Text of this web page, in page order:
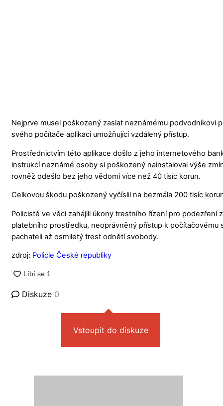
Nejprve musel poškozený zaslat neznámému podvodníkovi
svého počítače aplikaci umožňující vzdálený přístup.
Prostřednictvím této aplikace došlo z jeho internetového
instrukcí neznámé osoby si poškozený nainstaloval výše
rovněž odešlo bez jeho vědomí více než 40 tisíc korun.
Celkovou škodu poškozený vyčíslil na bezmála 200 tisíc
Policisté ve věci zahájili úkony trestního řízení pro
platebního prostředku, neoprávněný přístup k
pachateli až osmiletý trest odnětí svobody.
zdroj: Policie České republiky
Diskuze 0
Vstoupit do diskuze